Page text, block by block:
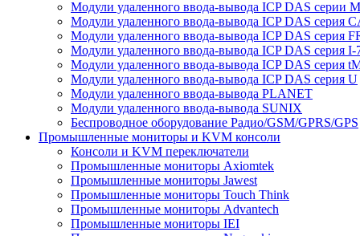
Модули удаленного ввода-вывода ICP DAS серии M
Модули удаленного ввода-вывода ICP DAS серия
Модули удаленного ввода-вывода ICP DAS серия
Модули удаленного ввода-вывода ICP DAS серия I-
Модули удаленного ввода-вывода ICP DAS серия
Модули удаленного ввода-вывода ICP DAS серия U
Модули удаленного ввода-вывода PLANET
Модули удаленного ввода-вывода SUNIX
Беспроводное оборудование Радио/GSM/GPRS/GPS
Промышленные мониторы и KVM консоли
Консоли и KVM переключатели
Промышленные мониторы Axiomtek
Промышленные мониторы Jawest
Промышленные мониторы Touch Think
Промышленные мониторы Advantech
Промышленные мониторы IEI